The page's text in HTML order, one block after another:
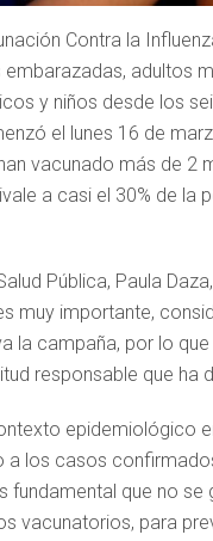
Contra la
embarazadas, adultos
y niños desde los
el lunes 16 de
vacunado más de 2
a casi el 30% de la
Pública, Paula
muy importante,
la campaña, por lo
responsable que ha
epidemiológico
a los casos
fundamental que no se
vacunatorios, para